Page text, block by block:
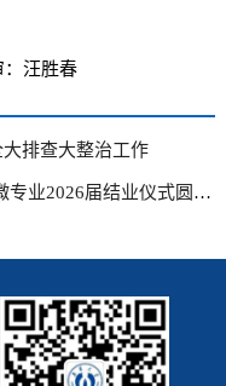
：汪胜春
排查大整治工作
2026届结业仪式圆满举行